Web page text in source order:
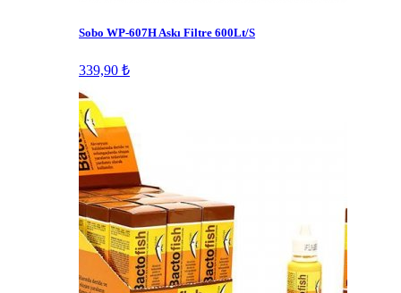
Sobo WP-607H Askı Filtre 600Lt/S
339,90 ₺